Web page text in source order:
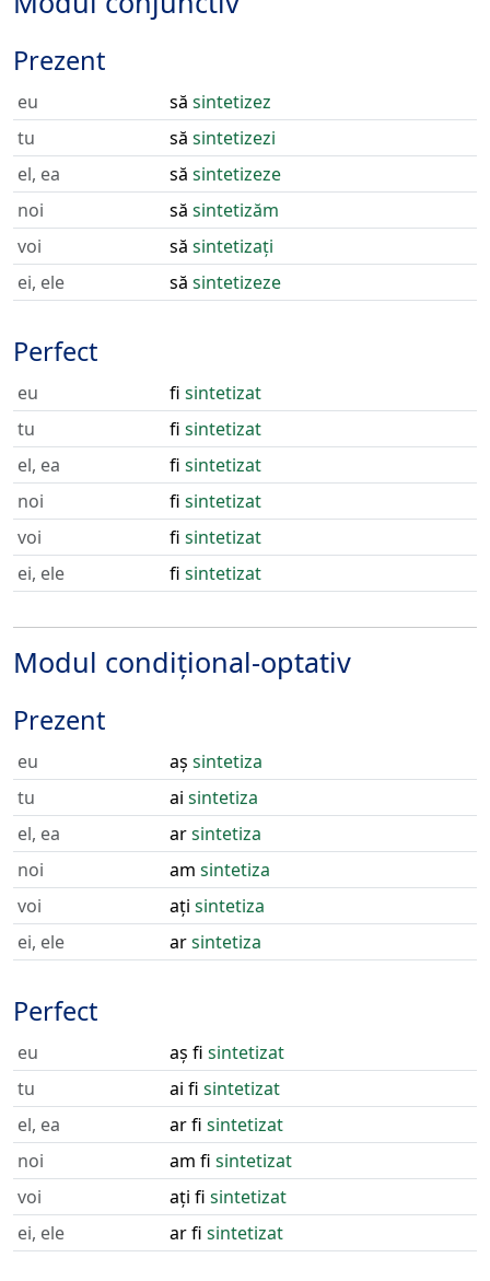
Prezent
eu să sintetizez
tu
să sintetizezi
el, ea
să sintetizeze
noi
să sintetizăm
voi
să sintetizați
ei, ele
să sintetizeze
Perfect
eu fi sintetizat
tu
fi sintetizat
el, ea
fi sintetizat
noi
fi sintetizat
voi
fi sintetizat
ei, ele
fi sintetizat
Modul condițional-optativ
Prezent
eu aș sintetiza
tu
ai sintetiza
el, ea
arsintetiza
noi
am sintetiza
voi
ați sintetiza
ei, ele
arsintetiza
Perfect
eu aș fi sintetizat
tu
ai fi sintetizat
el, ea
ar fi sintetizat
noi
am fi sintetizat
voi
ați fi sintetizat
ei, ele
ar fi sintetizat